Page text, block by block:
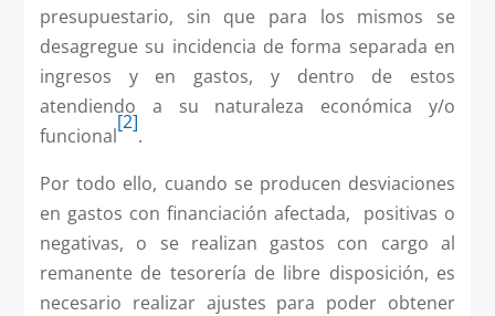
presupuestario, sin que para los mismos se
desagregue su incidencia de forma separada en
ingresos y en gastos, y dentro de estos
atendiendo a su naturaleza económica y/o
funcional
[2]
.
Por todo ello, cuando se producen desviaciones
en gastos con financiación afectada, positivas o
negativas, o se realizan gastos con cargo al
remanente de tesorería de libre disposición, es
necesario realizar ajustes para poder obtener